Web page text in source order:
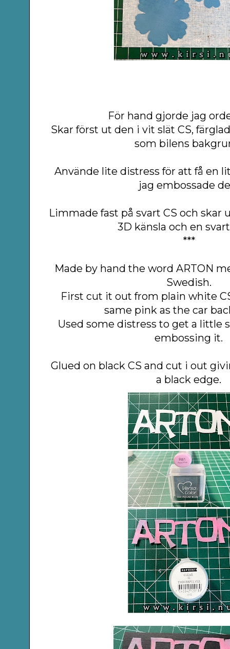
För hand gjorde jag
Skar först ut den i vit slät CS,
som bilens
Använde lite distress för att få en
jag embossade
Limmade fast på svart CS och skar
3D känsla och en
***
Made by hand the word ARTON
Swedish.
First cut it out from plain white
same pink as the car
Used some distress to get a little
embossing it.
Glued on black CS and cut i out
a black edge.